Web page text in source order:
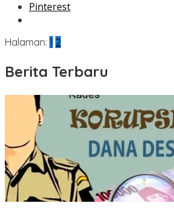
Pinterest
Halaman: 1 2
Berita Terbaru